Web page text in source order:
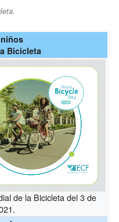
Bicicleta
de la Bicicleta del 3 de